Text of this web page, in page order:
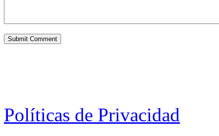
Políticas de Privacidad